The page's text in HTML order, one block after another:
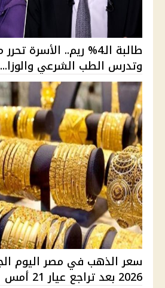
طالبة الـ4% ريم..
وتدرس الطب الشرعي والوزا...
2026 بعد تراجع عيار 21 أمس